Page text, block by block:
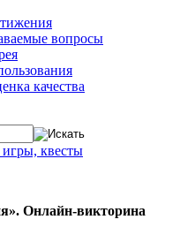
вопросы
качества
квесты
Онлайн-викторина